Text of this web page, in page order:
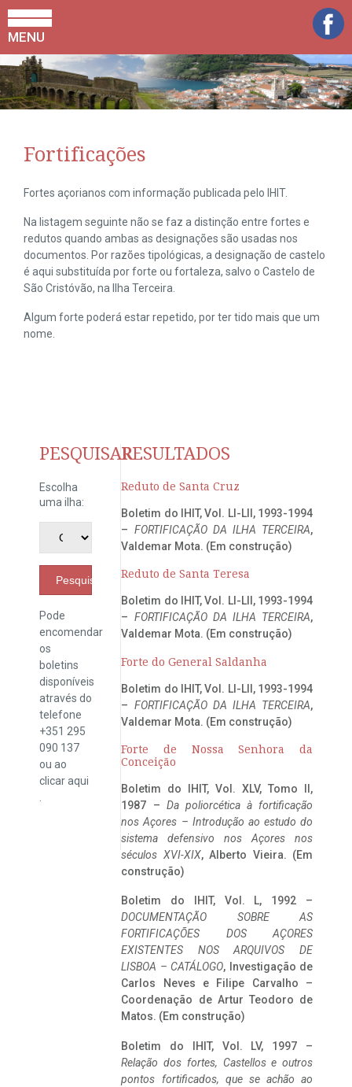
MENU
Fortificações
Fortes açorianos com informação publicada pelo IHIT.
Na listagem seguinte não se faz a distinção entre fortes e
redutos quando ambas as designações são usadas nos
documentos. Por razões tipológicas, a designação de castelo
é aqui substituída por forte ou fortaleza, salvo o Castelo de
São Cristóvão, na Ilha Terceira.
Algum forte poderá estar repetido, por ter tido mais que um
nome.
PESQUISAR
Escolha
uma ilha:
Pesquisar
Pode
encomendar
os
boletins
disponíveis
através do
telefone
+351 295
090 137
ou ao
clicaraqui
RESULTADOS
Reduto de Santa Cruz
Boletim do IHIT, Vol. LI-LII, 1993-1994
– FORTIFICAÇÃO DA ILHA TERCEIRA,
Valdemar Mota. (Em construção)
Reduto de Santa Teresa
Boletim do IHIT, Vol. LI-LII, 1993-1994
– FORTIFICAÇÃO DA ILHA TERCEIRA,
Valdemar Mota. (Em construção)
Forte do General Saldanha
Boletim do IHIT, Vol. LI-LII, 1993-1994
– FORTIFICAÇÃO DA ILHA TERCEIRA,
Valdemar Mota. (Em construção)
Forte de Nossa Senhora da
Conceição
Boletim do IHIT, Vol. XLV, Tomo II,
1987 – Da poliorcética à fortificação
nos Açores – Introdução ao estudo do
sistema defensivo nos Açores nos
séculos XVI-XIX, Alberto Vieira. (Em
construção)
Boletim do IHIT, Vol. L, 1992 –
DOCUMENTAÇÃO SOBRE AS
FORTIFICAÇÕES DOS AÇORES
EXISTENTES NOS ARQUIVOS DE
LISBOA – CATÁLOGO, Investigação de
Carlos Neves e Filipe Carvalho –
Coordenação de Artur Teodoro de
Matos. (Em construção)
Boletim do IHIT, Vol. LV, 1997 –
Relação dos fortes, Castellos e outros
pontos fortificados, que se achão ao